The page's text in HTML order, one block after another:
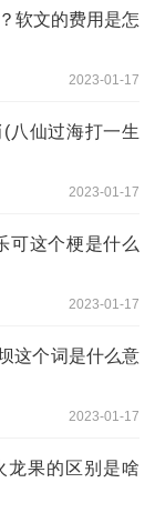
软文的费用是怎
2023-01-17
八仙过海打一生
2023-01-17
可这个梗是什么
2023-01-17
这个词是什么意
2023-01-17
龙果的区别是啥